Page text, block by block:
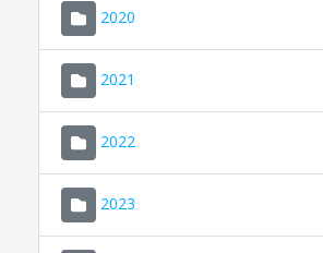
2020
2021
2022
2023